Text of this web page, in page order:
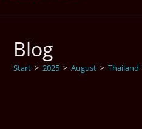
Blog
Start > 2025 > August > Thailand